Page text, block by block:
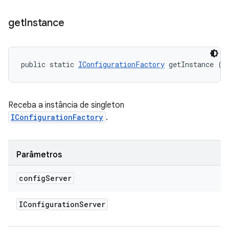
getInstance
public static IConfigurationFactory getInstance (
Receba a instância de singleton
IConfigurationFactory .
Parâmetros
configServer
IConfigurationServer